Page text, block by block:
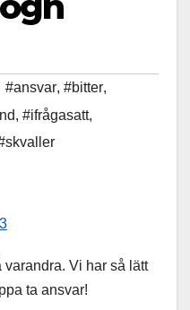
#ansvar, #bitter,
, #ifrågasatt,
varandra. Vi har så lätt
ta ansvar!